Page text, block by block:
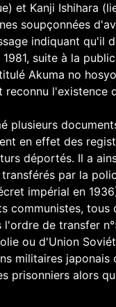
et Kanji Ishihara
soupçonnées
indiquant qu'il
suite à la
Akuma no
l'existence
plusieurs
en effet des
déportés. Il a
par la
impérial en
communistes,
de transfer
ou d'Union
militaires
prisonniers alors